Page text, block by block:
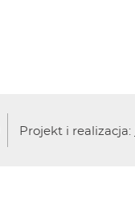
Projekt i realizacja: